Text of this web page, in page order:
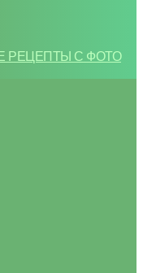
РЕЦЕПТЫ С ФОТО